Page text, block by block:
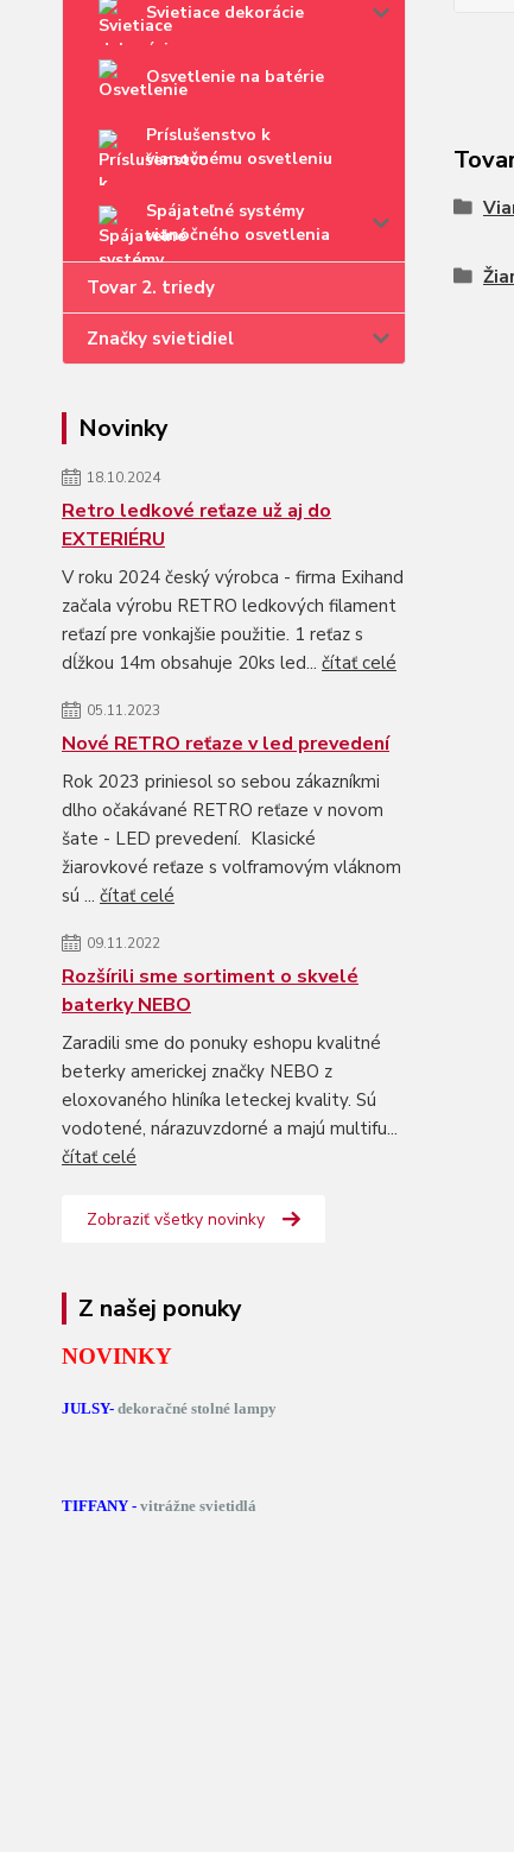
Svietiace dekorácie
Osvetlenie na batérie
Príslušenstvo k
vianočnému osvetleniu
Spájateľné systémy
vianočného osvetlenia
Tovar 2. triedy
Značky svietidiel
Novinky
18.10.2024
Retro ledkové reťaze už aj do
EXTERIÉRU
V roku 2024 český výrobca - firma Exihand
začala výrobu RETRO ledkových filament
reťazí pre vonkajšie použitie. 1 reťaz s
dĺžkou 14m obsahuje 20ks led... čítať celé
05.11.2023
Nové RETRO reťaze v led prevedení
Rok 2023 priniesol so sebou zákazníkmi
dlho očakávané RETRO reťaze v novom
šate - LED prevedení. Klasické
žiarovkové reťaze s volframovým vláknom
sú ... čítať celé
09.11.2022
Rozšírili sme sortiment o skvelé
baterky NEBO
Zaradili sme do ponuky eshopu kvalitné
beterky americkej značky NEBO z
eloxovaného hliníka leteckej kvality. Sú
vodotené, nárazuvzdorné a majú multifu...
čítať celé
Zobraziť všetky novinky
Z našej ponuky
NOVINKY
JULSY- dekoračné stolné lampy
TIFFANY - vitrážne svietidlá